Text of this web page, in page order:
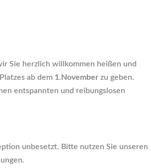
Sie herzlich willkommen heißen und
ab dem 1.November zu geben.
entspannten und reibungslosen
unbesetzt. Bitte nutzen Sie unseren